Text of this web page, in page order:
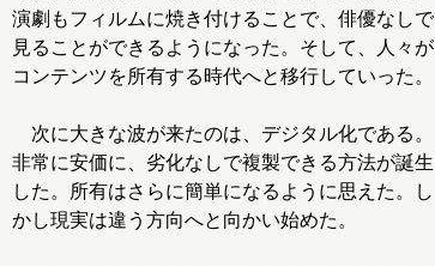
演劇もフィルムに焼き付けることで、俳優なしで
見ることができるようになった。そして、人々が
コンテンツを所有する時代へと移行していった。
次に大きな波が来たのは、デジタル化である。
非常に安価に、劣化なしで複製できる方法が誕生
した。所有はさらに簡単になるように思えた。し
かし現実は違う方向へと向かい始めた。